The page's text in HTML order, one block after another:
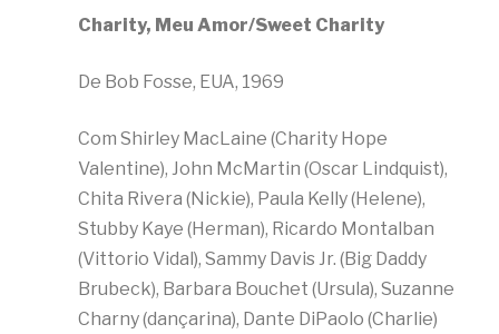
Charity, Meu Amor/Sweet Charity
De Bob Fosse, EUA, 1969
Com Shirley MacLaine (Charity Hope
Valentine), John McMartin (Oscar Lindquist),
Chita Rivera (Nickie), Paula Kelly (Helene),
Stubby Kaye (Herman), Ricardo Montalban
(Vittorio Vidal), Sammy Davis Jr. (Big Daddy
Brubeck), Barbara Bouchet (Ursula), Suzanne
Charny (dançarina), Dante DiPaolo (Charlie)